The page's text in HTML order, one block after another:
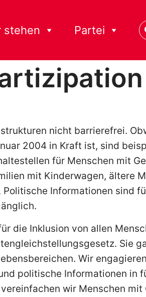
stehen Partei
nicht barrierefrei.
2004 in Kraft ist, sind
für Menschen mit
mit Kinderwagen, ältere
Informationen sind
die Inklusion von allen
Sie
Wir
politische Informationen in
wir Menschen mit